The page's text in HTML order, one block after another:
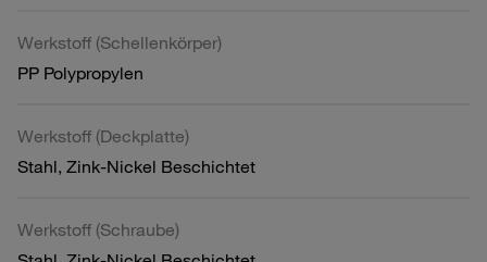
Werkstoff (Schellenkörper)
PP Polypropylen
Werkstoff (Deckplatte)
Stahl, Zink-Nickel Beschichtet
Werkstoff (Schraube)